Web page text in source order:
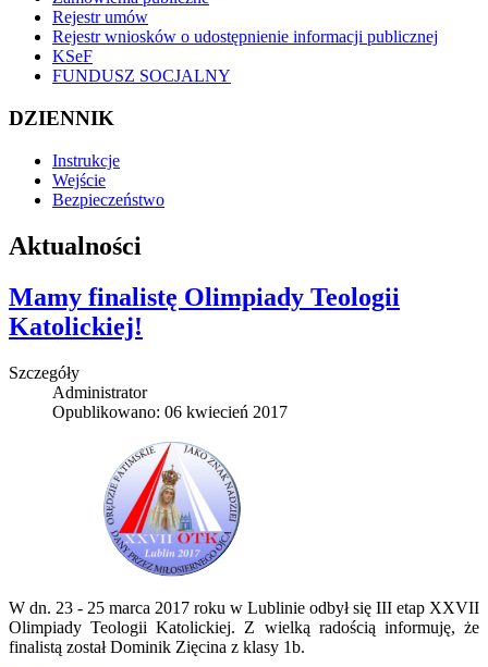
Rejestr umów
Rejestr wniosków o udostępnienie informacji publicznej
KSeF
FUNDUSZ SOCJALNY
DZIENNIK
Instrukcje
Wejście
Bezpieczeństwo
Aktualności
Mamy finalistę Olimpiady Teologii
Katolickiej!
Szczegóły
Administrator
Opublikowano: 06 kwiecień 2017
W dn. 23 - 25 marca 2017 roku w Lublinie odbył się III etap XXVII
Olimpiady Teologii Katolickiej. Z wielką radością informuję, że
finalistą został Dominik Zięcina z klasy 1b.